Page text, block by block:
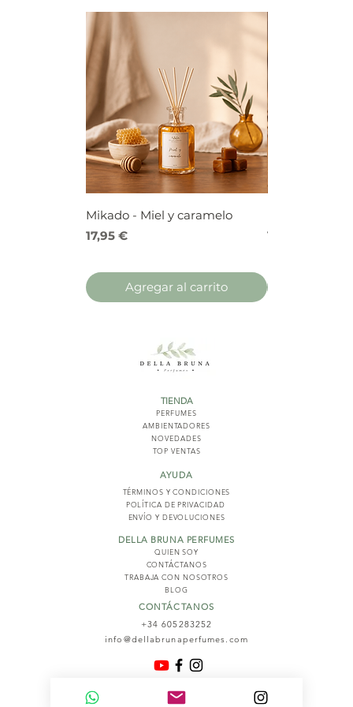
Mikado - Miel y caramelo
Precio
17,95 €
Agregar al carrito
Precio
17,95 €
TIENDA
PERFUMES
AMBIENTADORES
NOVEDADES
TOP VENTAS
AYUDA
TÉRMINOS Y CONDICIONES
POLÍTICA DE PRIVACIDAD
ENVÍO Y DEVOLUCIONES
DELLA BRUNA PERFUMES
QUIEN SOY
CONTÁCTANOS
TRABAJA CON NOSOTROS
BLOG
CONTÁCTANOS
+34 605283252
info@dellabrunaperfumes.com
Della Bruna Perfumes